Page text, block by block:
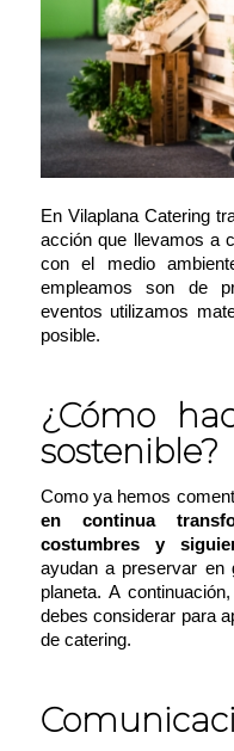
En Vilaplana Catering
acción que llevamos a
con el medio
empleamos son de
eventos utilizamos
posible.
¿Cómo
sostenible?
Como ya hemos
en continua
costumbres y
ayudan a preservar en
planeta. A
debes considerar para
de catering.